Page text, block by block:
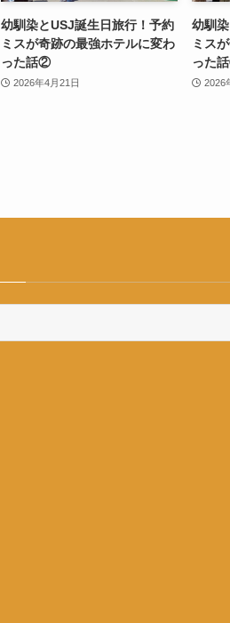
幼馴染とUSJ誕生日旅行！予約
ミスが奇跡の最強ホテルに変わ
った話②
2026年4月21日
幼馴
ミス
った
2026